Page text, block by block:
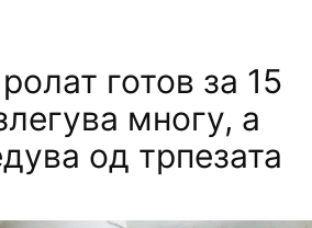
готов за 15
многу, а
од трпезата